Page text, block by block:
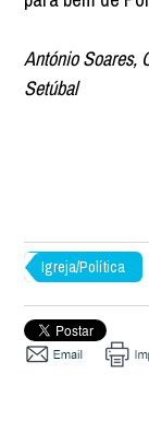
António Soares,
Setúbal
Igreja/Política